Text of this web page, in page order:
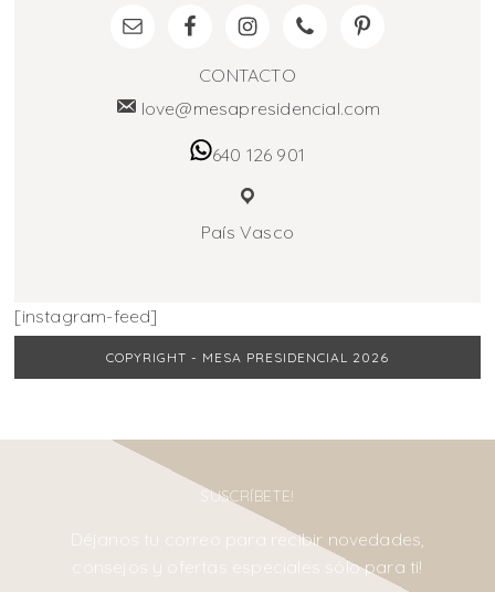
CONTACTO
love@mesapresidencial.com
640 126 901
País Vasco
[instagram-feed]
COPYRIGHT - MESA PRESIDENCIAL 2026
SUSCRÍBETE!
Déjanos tu correo para recibir novedades,
consejos y ofertas especiales sólo para ti!